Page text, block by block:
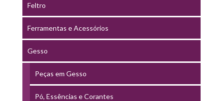
Feltro
Ferramentas e Acessórios
Gesso
Peças em Gesso
Pó, Essências e Corantes